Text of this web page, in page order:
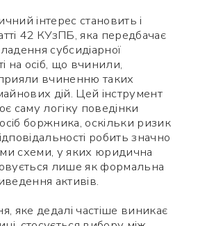
інтерес становить і
42 КУзПБ, яка передбачає
субсидіарної
на осіб, що вчинили,
вчиненню таких
дій. Цей інструмент
саму логіку поведінки
боржника, оскільки ризик
робить значно
схеми, у яких юридична
лише як формальна
активів.
яке дедалі частіше виникає